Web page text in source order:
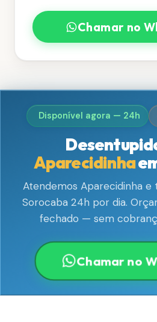
Chamar no
Disponível agora — 24h
Aparecidinha
Atendemos Aparecidinha e
Sorocaba 24h por dia.
fechado — sem
Chamar no